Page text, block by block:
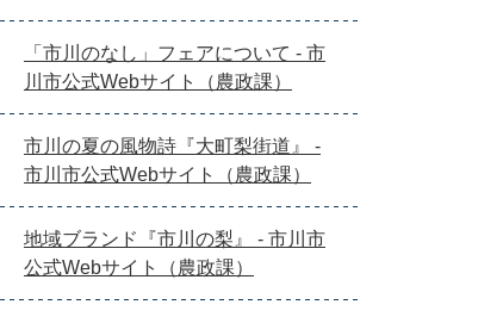
「市川のなし」フェアについて - 市
川市公式Webサイト（農政課）
市川の夏の風物詩『大町梨街道』 -
市川市公式Webサイト（農政課）
地域ブランド『市川の梨』 - 市川市
公式Webサイト（農政課）